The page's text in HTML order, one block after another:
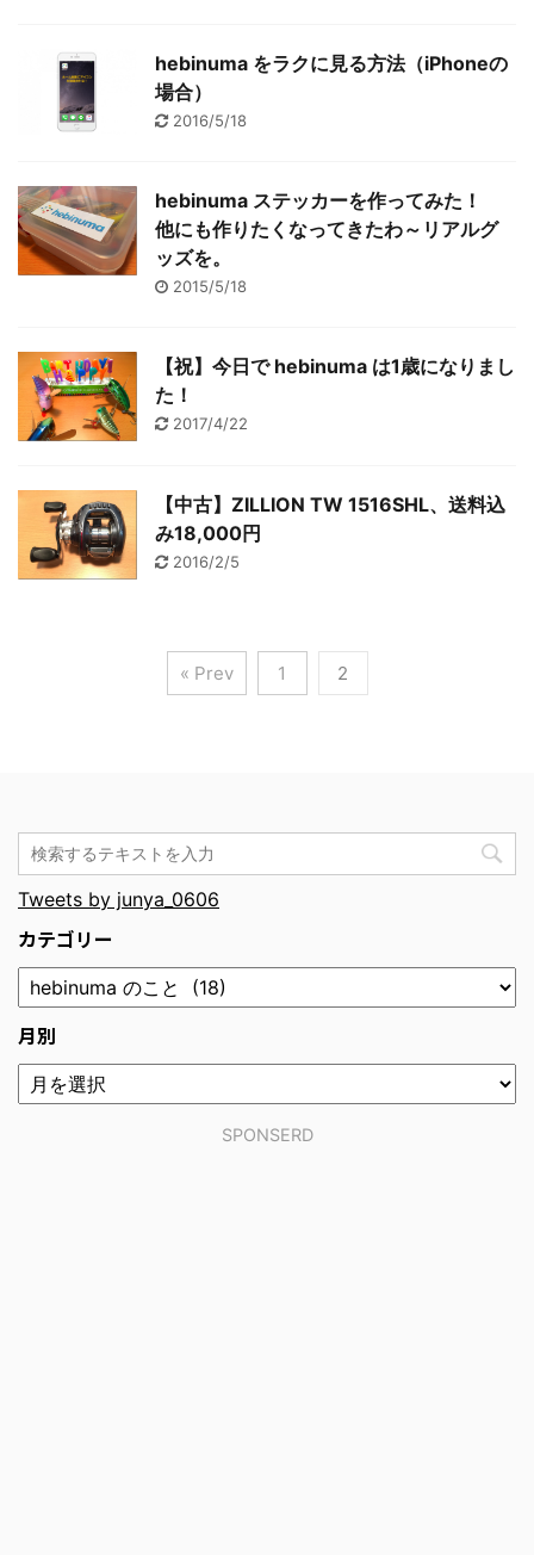
hebinuma をラクに見る方法（iPhoneの
場合）
2016/5/18
hebinuma ステッカーを作ってみた！
他にも作りたくなってきたわ～リアルグ
ッズを。
2015/5/18
【祝】今日で hebinuma は1歳になりまし
た！
2017/4/22
【中古】ZILLION TW 1516SHL、送料込
み18,000円
2016/2/5
« Prev 1 2
Tweets by junya_0606
カテゴリー
月別
SPONSERD